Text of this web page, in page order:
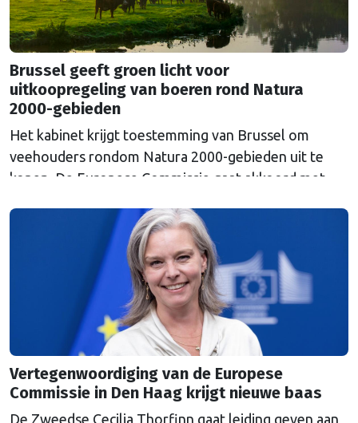
Brussel geeft groen licht voor
uitkoopregeling van boeren rond Natura
2000-gebieden
Het kabinet krijgt toestemming van Brussel om
veehouders rondom Natura 2000-gebieden uit te
kopen. De Europese Commissie gaat akkoord met
Vertegenwoordiging van de Europese
Commissie in Den Haag krijgt nieuwe baas
De Zweedse Cecilia Thorfinn gaat leiding geven aan